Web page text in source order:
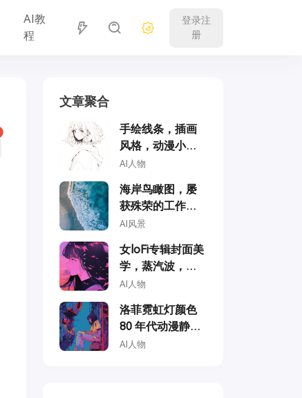
AI教
程
登录注
册
文章聚合
手绘线条，插画
风格，动漫小女
孩
AI人物
海岸鸟瞰图，屡
获殊荣的工作室
摄影，专业色彩
影，无对比度，
干净锐焦数码摄
影
AI风景
女loFi专辑封面美
学，蒸汽波，动
漫风格，全彩，
AI人物
洛菲霓虹灯颜色
80 年代动漫静
止，修理机甲的
AI人物